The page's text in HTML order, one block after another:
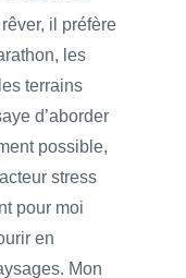
il préfère
les
terrains
d’aborder
possible,
stress
pour moi
en
Mon